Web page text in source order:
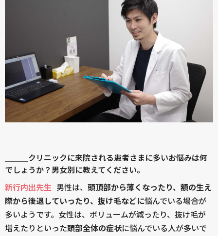
＿＿＿クリニックに来院される患者さまに多いお悩みは何
でしょうか？男女別に教えてください。
新行内出先生
男性は、 頭頂部から薄くなったり、額の生え
際から後退していったり、抜け毛などに悩んでいる場合が
多いようです。女性は、ボリュームが減ったり、抜け毛が
増えたりといった頭部全体の症状に悩んでいる人が多いで